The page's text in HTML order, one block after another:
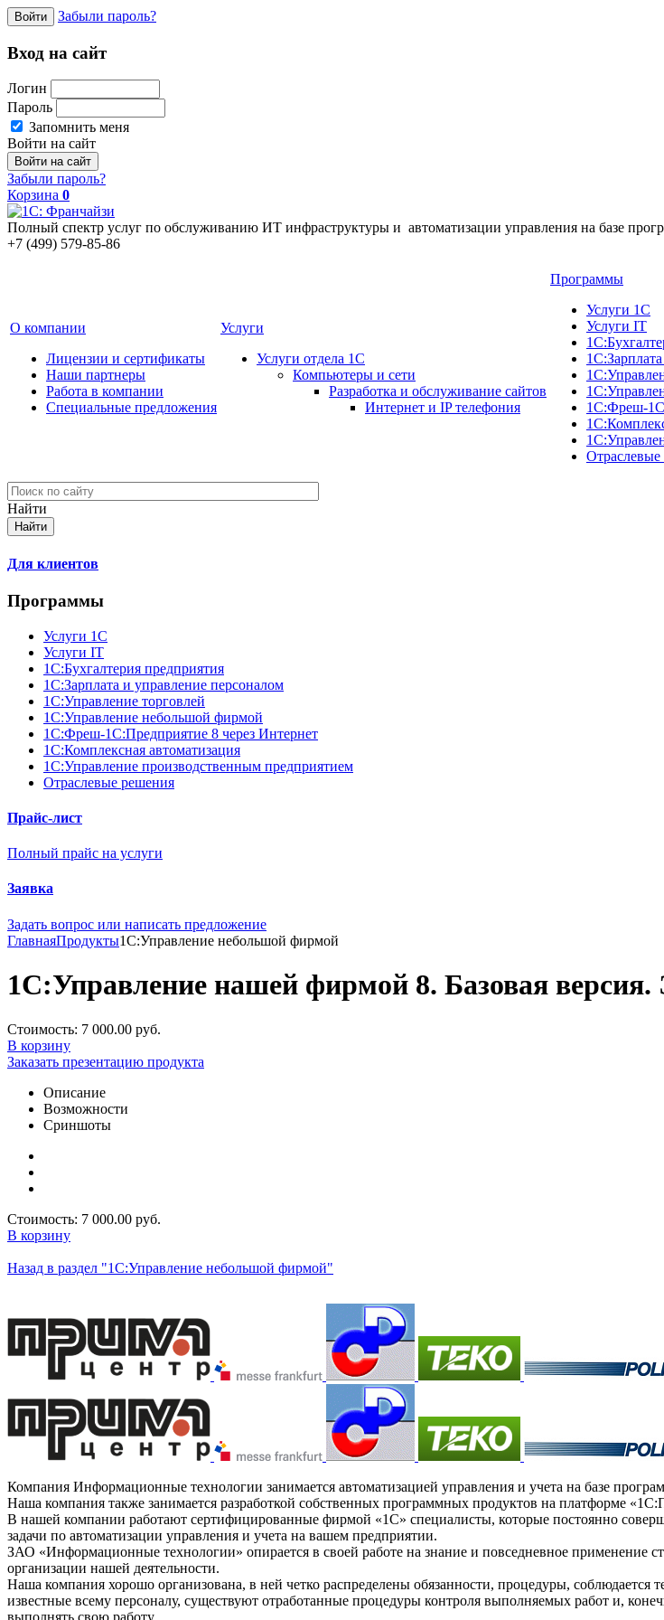
Войти Забыли пароль?
Вход на сайт
Логин
Пароль
Запомнить меня
Войти на сайт
Забыли пароль?
Корзина 0
Полный спектр услуг по обслуживанию ИТ инфраструктуры и автоматизации управления на базе
+7 (499) 579-85-86
О компании
Лицензии и сертификаты
Наши партнеры
Работа в компании
Специальные предложения
Услуги
Услуги отдела 1С
Компьютеры и сети
Разработка и обслуживание сайтов
Интернет и IP телефония
Программы
Услуги 1С
Услуги IT
1C:Фреш-
Найти
Для клиентов
Программы
Услуги 1С
Услуги IT
1С:Бухгалтерия предприятия
1С:Зарплата и управление персоналом
1С:Управление торговлей
1С:Управление небольшой фирмой
1C:Фреш-1C:Предприятие 8 через Интернет
1С:Комплексная автоматизация
1С:Управление производственным предприятием
Отраслевые решения
Прайс-лист
Полный прайс на услуги
Заявка
Задать вопрос или написать предложение
ГлавнаяПродукты1С:Управление небольшой фирмой
1С:Управление нашей фирмой 8. Базовая версия.
Стоимость: 7 000.00 руб.
В корзину
Заказать презентацию продукта
Описание
Возможности
Сриншоты
Стоимость: 7 000.00 руб.
В корзину
Назад в раздел "1С:Управление небольшой фирмой"
Компания Информационные технологии занимается автоматизацией управления и учета на базе
Наша компания также занимается разработкой собственных программных продуктов на платформе
В нашей компании работают сертифицированные фирмой «1С» специалисты, которые постоянно
задачи по автоматизации управления и учета на вашем предприятии.
ЗАО «Информационные технологии» опирается в своей работе на знание и повседневное применение
организации нашей деятельности.
Наша компания хорошо организована, в ней четко распределены обязанности, процедуры,
известные всему персоналу, существуют отработанные процедуры контроля выполняемых работ и,
выполнять свою работу.